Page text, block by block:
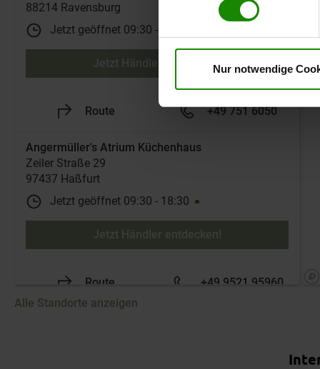
erteilte Einwilligung
Nur notwendige
88214 Ravensburg
Jetzt geöffnet 09:30 -
Jetzt Händler entdecken!
Route +49 751 6050
Angermüller's Atrium Küchenhaus
Zeiler Straße 29
97437 Haßfurt
Jetzt geöffnet 09:30 - 18:30
Jetzt Händler entdecken!
Route +49 9521 95960
Alle Standorte anzeigen